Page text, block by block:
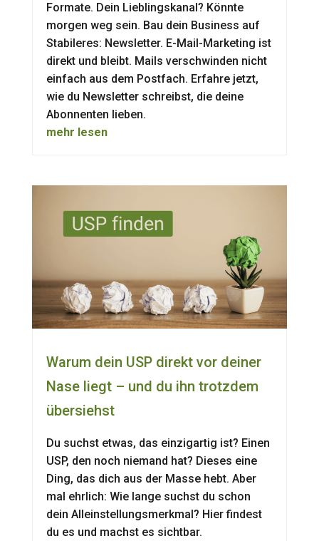
Formate. Dein Lieblingskanal? Könnte
morgen weg sein. Bau dein Business auf
Stabileres: Newsletter. E-Mail-Marketing ist
direkt und bleibt. Mails verschwinden nicht
einfach aus dem Postfach. Erfahre jetzt,
wie du Newsletter schreibst, die deine
Abonnenten lieben.
mehr lesen
Warum dein USP direkt vor deiner
Nase liegt – und du ihn trotzdem
übersiehst
Du suchst etwas, das einzigartig ist? Einen
USP, den noch niemand hat? Dieses eine
Ding, das dich aus der Masse hebt. Aber
mal ehrlich: Wie lange suchst du schon
dein Alleinstellungsmerkmal? Hier findest
du es und machst es sichtbar.